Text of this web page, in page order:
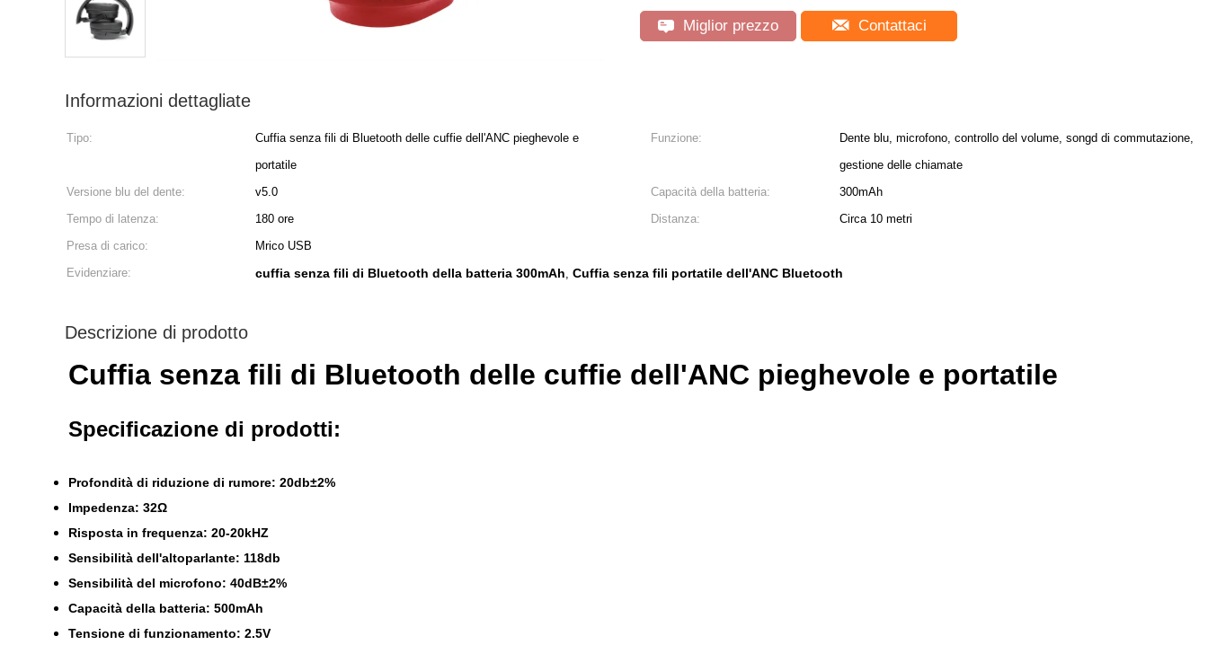
Miglior prezzo Contattaci
Informazioni dettagliate
Tipo:
Cuffia senza fili di Bluetooth delle cuffie dell'ANC pieghevole e
portatile
Funzione:
Dente blu, microfono, controllo del volume, songd di commutazione,
gestione delle chiamate
Versione blu del dente:
v5.0 Capacità della batteria:
300mAh
Tempo di latenza:
180 ore Distanza:
Circa 10 metri
Presa di carico:
Mrico USB
Evidenziare:
cuffia senza fili di Bluetooth della batteria 300mAh, Cuffia senza fili portatile dell'ANC Bluetooth
Descrizione di prodotto
Cuffia senza fili di Bluetooth delle cuffie dell'ANC pieghevole e portatile
Specificazione di prodotti:
Profondità di riduzione di rumore: 20db±2%
Impedenza: 32Ω
Risposta in frequenza: 20-20kHZ
Sensibilità dell'altoparlante: 118db
Sensibilità del microfono: 40dB±2%
Capacità della batteria: 500mAh
Tensione di funzionamento: 2.5V